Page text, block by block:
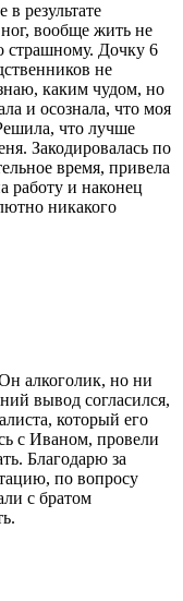
результате
вообще жить не
страшному. Дочку 6
не
каким чудом, но
и осознала, что моя
что лучше
Закодировалась по
время, привела
работу и наконец
никакого
алкоголик, но ни
вывод согласился,
который его
с Иваном, провели
Благодарю за
по вопросу
с братом